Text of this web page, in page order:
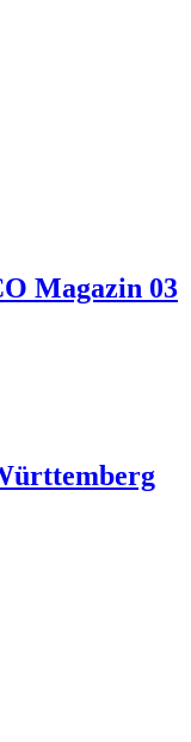
Magazin 03